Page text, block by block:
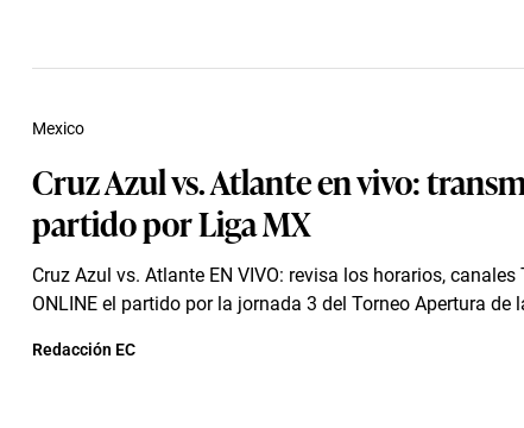
Cruz Azul vs. Atlante en vivo:
partido por Liga MX
Cruz Azul vs. Atlante EN VIVO: revisa los horarios, canales
ONLINE el partido por la jornada 3 del Torneo Apertura de
Mexico
Redacción EC